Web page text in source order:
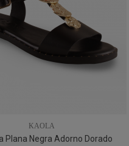
37 38 41
KAOLA
Plana Negra Adorno Dorado